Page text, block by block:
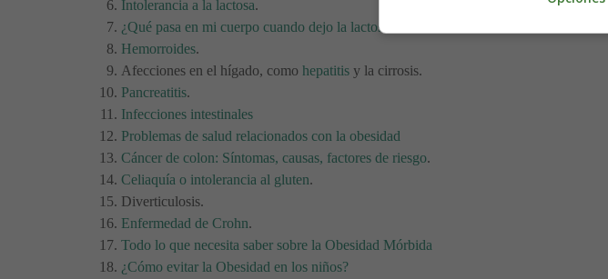
Intolerancia a la lactosa.
¿Qué pasa en mi cuerpo cuando dejo la lactosa?
Hemorroides.
Afecciones en el hígado, como hepatitis y la cirrosis.
Pancreatitis.
Infecciones intestinales
Problemas de salud relacionados con la obesidad
Cáncer de colon: Síntomas, causas, factores de riesgo.
Celiaquía o intolerancia al gluten.
Diverticulosis.
Enfermedad de Crohn.
Todo lo que necesita saber sobre la Obesidad Mórbida
¿Cómo evitar la Obesidad en los niños?